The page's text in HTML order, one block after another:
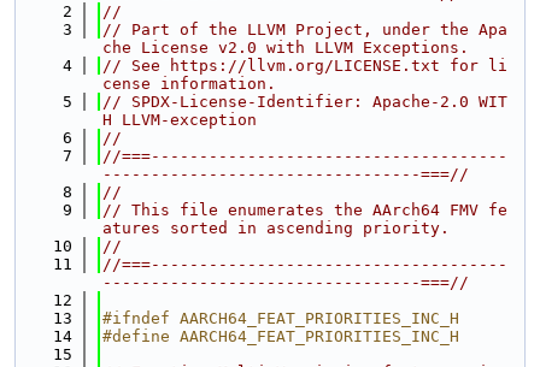
    2
//
    3
// Part of the LLVM Project, under the Apa
che License v2.0 with LLVM Exceptions.
    4
// See https://llvm.org/LICENSE.txt for li
cense information.
    5
// SPDX-License-Identifier: Apache-2.0 WIT
H LLVM-exception
    6
//
    7
//===-------------------------------------
---------------------------------===//
    8
//
    9
// This file enumerates the AArch64 FMV fe
atures sorted in ascending priority.
   10
//
   11
//===-------------------------------------
---------------------------------===//
   12
   13
#ifndef AARCH64_FEAT_PRIORITIES_INC_H
   14
#define AARCH64_FEAT_PRIORITIES_INC_H
   15